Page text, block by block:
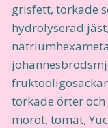
grisfett, torkade
hydrolyserad
torkade örter
morot, tomat,